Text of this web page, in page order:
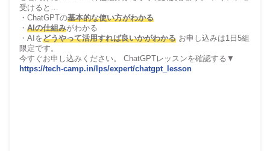
受けると…
・ChatGPTの基本的な使い方がわかる
・ AIの仕組みがわかる
・AIをどうやって活用すれば良いかがわかる お申し込みは1日5組
限定です。
今すぐお申し込みください。 ChatGPTレッスンを確認する▼
https://tech-camp.in/lps/expert/chatgpt_lesson